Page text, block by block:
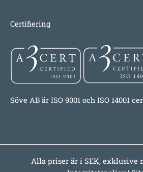
Certifiering
Söve AB är ISO 9001 och ISO 14001
Alla priser är i SEK, exklusive